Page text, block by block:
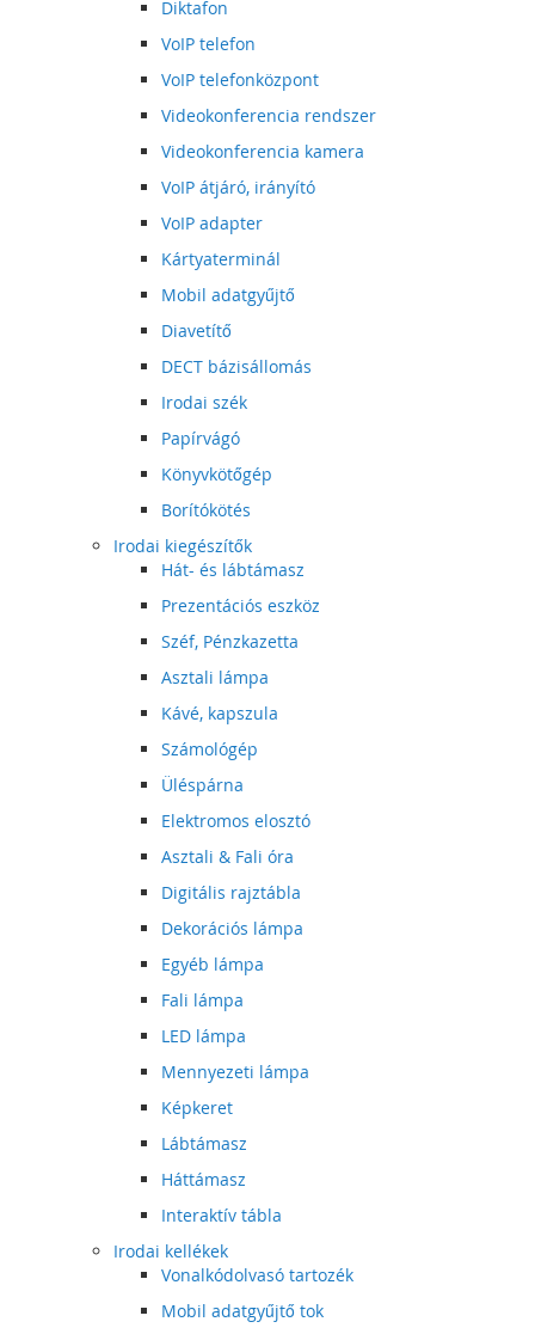
Diktafon
VoIP telefon
VoIP telefonközpont
Videokonferencia rendszer
Videokonferencia kamera
VoIP átjáró, irányító
VoIP adapter
Kártyaterminál
Mobil adatgyűjtő
Diavetítő
DECT bázisállomás
Irodai szék
Papírvágó
Könyvkötőgép
Borítókötés
Irodai kiegészítők
Hát- és lábtámasz
Prezentációs eszköz
Széf, Pénzkazetta
Asztali lámpa
Kávé, kapszula
Számológép
Üléspárna
Elektromos elosztó
Asztali & Fali óra
Digitális rajztábla
Dekorációs lámpa
Egyéb lámpa
Fali lámpa
LED lámpa
Mennyezeti lámpa
Képkeret
Lábtámasz
Háttámasz
Interaktív tábla
Irodai kellékek
Vonalkódolvasó tartozék
Mobil adatgyűjtő tok